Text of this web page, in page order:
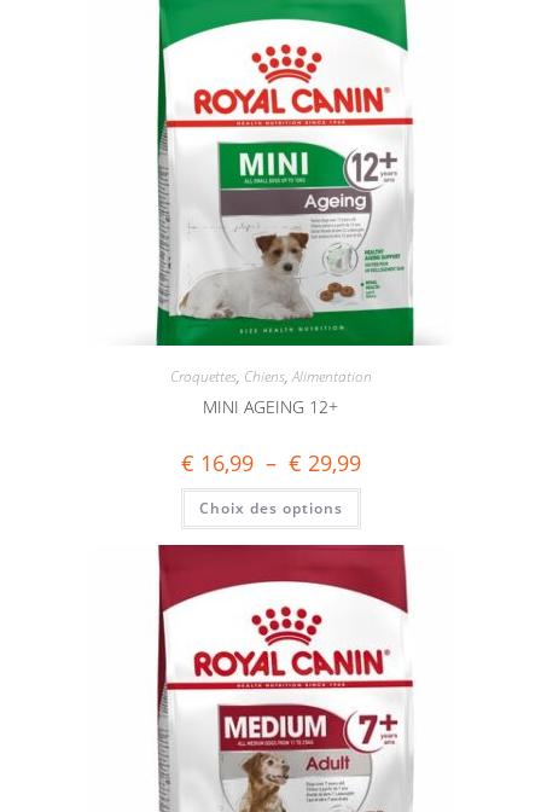
Croquettes, Chiens,Alimentation
MINI AGEING 12+
€ 16,99 – € 29,99
Choix des options